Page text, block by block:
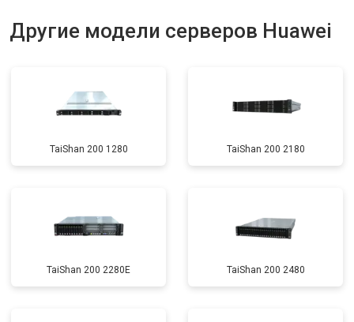
Другие модели серверов Huawei
TaiShan 200 1280 TaiShan 200 2180
TaiShan 200 2280E TaiShan 200 2480